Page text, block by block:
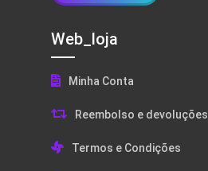
Web_loja
Minha Conta
Reembolso e devoluções
Termos e Condições